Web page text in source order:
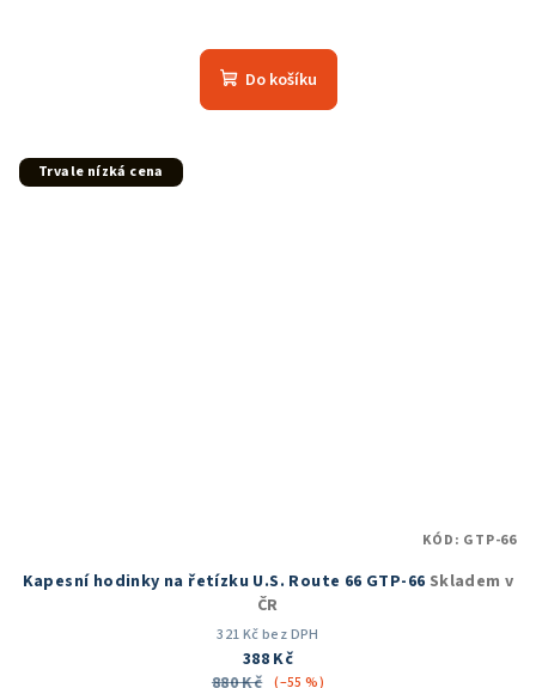
Do košíku
Trvale nízká cena
Kapesní hodinky na řetízku U.S. Route 66 GTP-66 Skladem v
ČR
321 Kč bez DPH
388 Kč
(–55 %)
KÓD: GTP-66